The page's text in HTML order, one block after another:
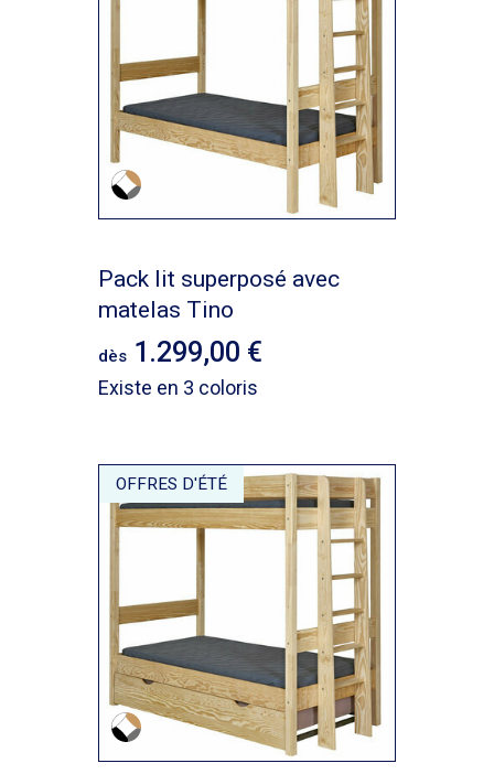
Pack lit superposé avec
matelas Tino
dès 1.299,00
Existe en 3 coloris
OFFRES D'ÉTÉ